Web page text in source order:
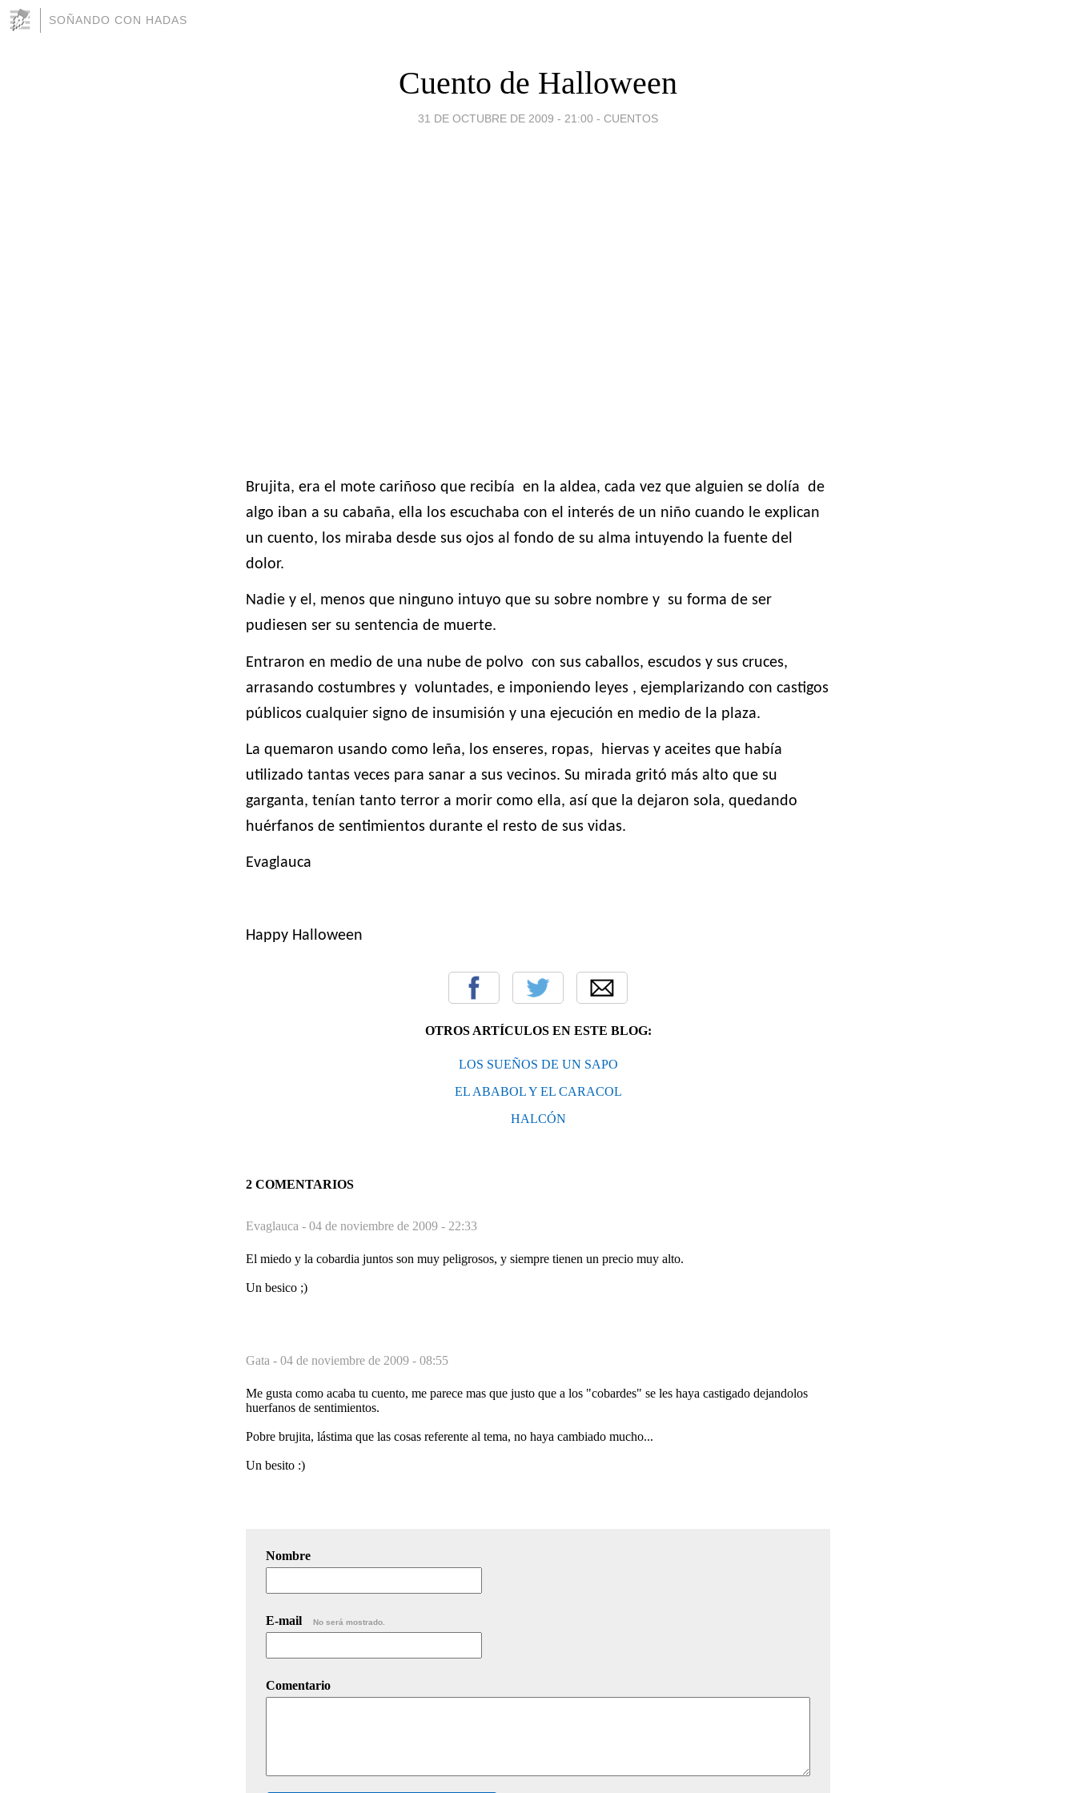
SOÑANDO CON HADAS
Cuento de Halloween
31 DE OCTUBRE DE 2009 - 21:00 - CUENTOS
Brujita, era el mote cariñoso que recibía en la aldea, cada vez que alguien se dolía de
algo iban a su cabaña, ella los escuchaba con el interés de un niño cuando le explican
un cuento, los miraba desde sus ojos al fondo de su alma intuyendo la fuente del
dolor.
Nadie y el, menos que ninguno intuyo que su sobre nombre y su forma de ser
pudiesen ser su sentencia de muerte.
Entraron en medio de una nube de polvo con sus caballos, escudos y sus cruces,
arrasando costumbres y voluntades, e imponiendo leyes , ejemplarizando con castigos
públicos cualquier signo de insumisión y una ejecución en medio de la plaza.
La quemaron usando como leña, los enseres, ropas, hiervas y aceites que había
utilizado tantas veces para sanar a sus vecinos. Su mirada gritó más alto que su
garganta, tenían tanto terror a morir como ella, así que la dejaron sola, quedando
huérfanos de sentimientos durante el resto de sus vidas.
Evaglauca
Happy Halloween
OTROS ARTÍCULOS EN ESTE BLOG:
LOS SUEÑOS DE UN SAPO
EL ABABOL Y EL CARACOL
HALCÓN
2 COMENTARIOS
Evaglauca - 04 de noviembre de 2009 - 22:33
El miedo y la cobardia juntos son muy peligrosos, y siempre tienen un precio muy alto.
Un besico ;)
Gata - 04 de noviembre de 2009 - 08:55
Me gusta como acaba tu cuento, me parece mas que justo que a los "cobardes" se les haya castigado dejandolos
huerfanos de sentimientos.
Pobre brujita, lástima que las cosas referente al tema, no haya cambiado mucho...
Un besito :)
Nombre
E-mail No será mostrado.
Comentario